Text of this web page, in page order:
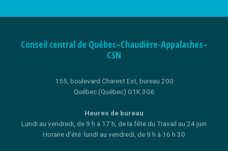
Conseil central de Québec–Chaudière-Appalaches–
CSN
155, boulevard Charest Est, bureau 200
Québec (Québec) G1K 3G6
Heures de bureau
Lundi au vendredi, de 9 h à 17 h, de la fête du Travail au 24 juin
Horaire d'été: lundi au vendredi, de 9 h à 16 h 30